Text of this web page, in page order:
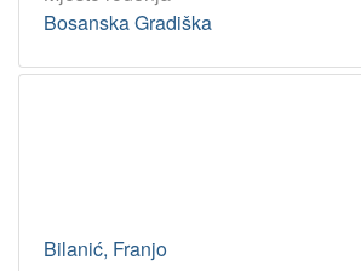
Bosanska Gradiška
Bilanić, Franjo